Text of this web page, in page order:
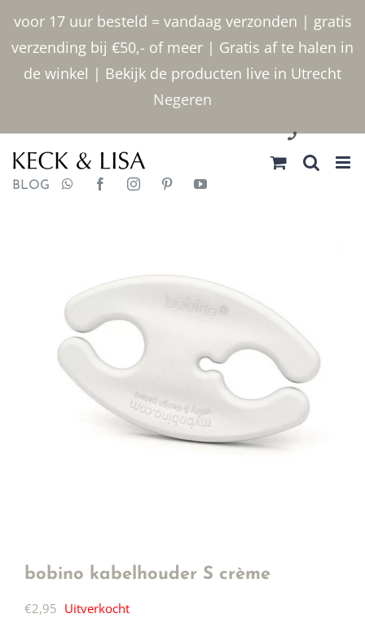
voor 17 uur besteld = vandaag verzonden | gratis
verzending bij €50,- of meer | Gratis af te halen in
de winkel | Bekijk de producten live in Utrecht
Negeren
inhoud
030 2400000
BLOG
bobino kabelhouder S crème
€2,95 Uitverkocht